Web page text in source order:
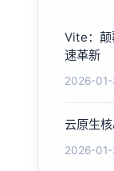
Vite：颠
速革新
2026-
云原生
2026-